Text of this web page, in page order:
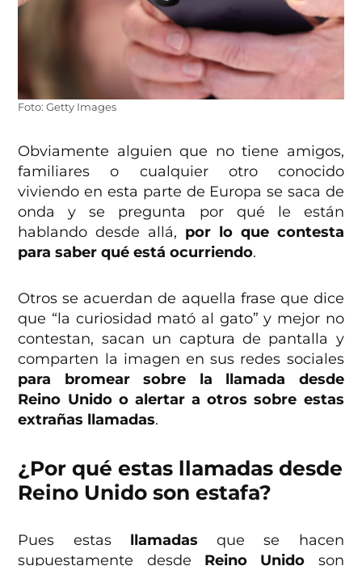
Foto: Getty Images
Obviamente alguien que no tiene amigos,
familiares o cualquier otro conocido
viviendo en esta parte de Europa se saca de
onda y se pregunta por qué le están
hablando desde allá, por lo que contesta
para saber qué está ocurriendo.
Otros se acuerdan de aquella frase que dice
que “la curiosidad mató al gato” y mejor no
contestan, sacan un captura de pantalla y
comparten la imagen en sus redes sociales
para bromear sobre la llamada desde
Reino Unido o alertar a otros sobre estas
extrañas llamadas.
¿Por qué estas llamadas desde
Reino Unido son estafa?
Pues estas llamadas que se hacen
supuestamente desde Reino Unido son